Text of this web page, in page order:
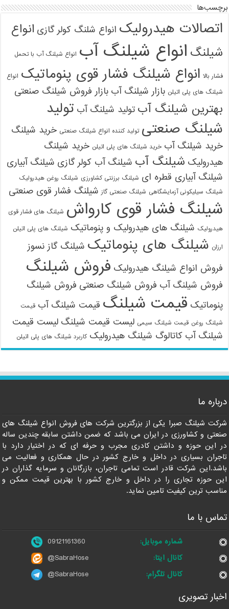
برچسب‌ها
اتصالات هیدرولیک انواع شلنگ کولر گازی انواع
شیلنگ انواع شیلنگ آب انواع شیلنگ آب با تحمل
فشار بالا انواع شیلنگ فشار قوی پنوماتیک انواع
شیلنگ های پلی اتیلن بازار شیلنگ آب بازار فروش شیلنگ صنعتی
بهترین شیلنگ آب تولید شیلنگ آب تولید
شیلنگ صنعتی تولید کننده انواع شیلنگ صنعتی خرید شیلنگ
خرید شیلنگ آب خرید شیلنگ های پلی اتیلن خرید شیلنگ
هیدرولیک شیلنگ آب شیلنگ آب کولر گازی شیلنگ آبیاری
شیلنگ آبیاری قطره ای شیلنگ برزنتی کشاورزی شیلنگ روغن هیدرولیک
شیلنگ سیلیکونی آزمایشگاهی شیلنگ صنعتی گاز شیلنگ فشار قوی صنعتی
شیلنگ فشار قوی کارواش شیلنگ های فشار قوی
هیدرولیک شیلنگ های هیدرولیک و پنوماتیک شیلنگ های پلی اتیلن
ارزان شیلنگ های پنوماتیک شیلنگ گاز نسوز
فروش انواع شیلنگ هیدرولیک فروش شیلنگ
فروش شیلنگ آب فروش شیلنگ صنعتی فروش شیلنگ
پنوماتیک قیمت شیلنگ قیمت شیلنگ آب قیمت
شیلنگ روغن قیمت شیلنگ سیمی لیست قیمت شیلنگ لیست قیمت
شیلنگ آب کاتالوگ شیلنگ هیدرولیک کاربرد شیلنگ های پلی اتیلن
درباره ما
شرکت شیلنگ صبرا یکی از بزرگترین شرکت های فروش انواع شیلنگ های
صنعتی و کشاورزی در ایران می باشد که ضمن داشتن سابقه چندین ساله
در این حوزه و داشتن کادری مجرب و حرفه ای که در اختیار دارد با
تاجران بسیاری در داخل و خارج کشور در حال همکاری و فعالیت می
باشد.این شرکت قادر است تمامی تاجران، بازرگانان و سرمایه گذاران در
این حوزه تجاری را در داخل و خارج کشور با بهترین قیمت ممکن و
مناسب ترین کیفیت تامین نماید.
تماس با ما
شماره موبایل:
09121161360
کانال ایتا:
@SabraHose
کانال تلگرام:
@SabraHose
اخبار تصویری
09121161360